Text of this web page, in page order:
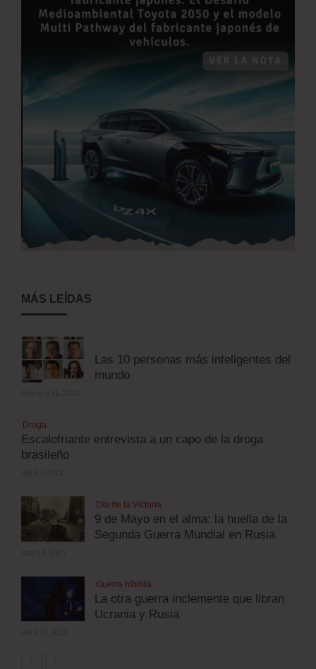
MÁS LEÍDAS
Las 10 personas más inteligentes del
mundo
Droga
Escalofriante entrevista a un capo de la droga
brasileño
Día de la Victoria
9 de Mayo en el alma: la huella de la
Segunda Guerra Mundial en Rusia
Guerra híbrida
La otra guerra inclemente que libran
Ucrania y Rusia